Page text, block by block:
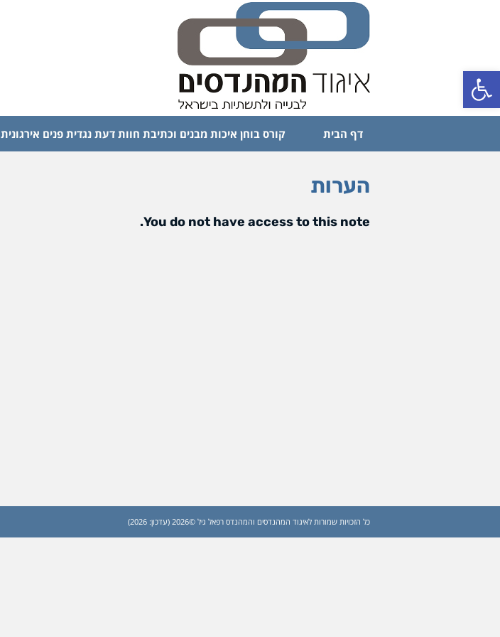
פתח סרגל נגישות
דף הבית קורס בוחן איכות מבנים וכתיבת חוות דעת נגדית פנים אירגונית
הערות
You do not have access to this note.
כל הזכויות שמורות לאיגוד המהנדסים והמהנדס רפאל גיל ©2026 (עדכון: 2026)